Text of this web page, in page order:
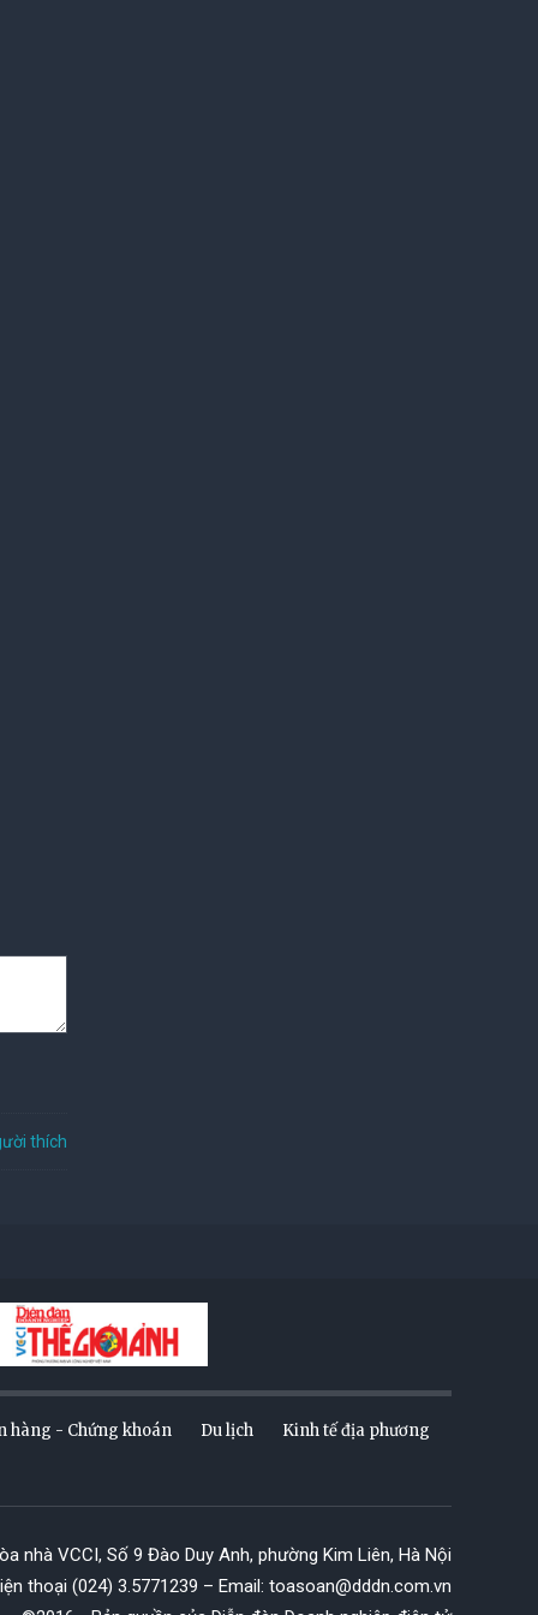
thích
hàng - Chứng khoán Du lịch Kinh tế địa phương
nhà VCCI, Số 9 Đào Duy Anh, phường Kim Liên, Hà Nội
thoại (024) 3.5771239 – Email: toasoan@dddn.com.vn